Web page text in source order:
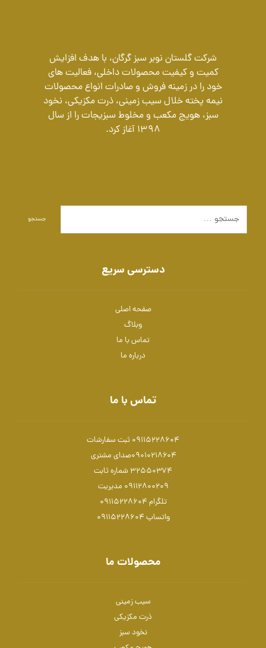
شرکت گلستان نوبر سبز گرگان، با هدف افزایش
کمیت و کیفیت محصولات داخلی، فعالیت های
خود را در زمینه فروش و صادرات انواع محصولات
نیمه پخته خلال سیب زمینی، ذرت مکزیکی، نخود
سبز، هویج مکعب و مخلوط سبزیجات را از سال
1398 آغاز کرد.
جستجو
دسترسی سریع
صفحه اصلی
وبلاگ
تماس با ما
درباره ما
تماس با ما
09115228604 ثبت سفارشات
۰۹۰۱۰۲۱۸۶۰۴صدای مشتری
۳۲۵۵۰۳۷۴ شماره ثابت
۰۹۱۱۲۸۰۰۲۰۹ مدیریت
تلگرام 09115228604
واتساپ 09115228604
محصولات ما
سیب زمینی
ذرت مکزیکی
نخود سبز